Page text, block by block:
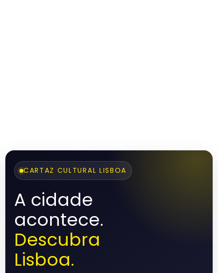
CARTAZ CULTURAL LISBOA
A cidade
acontece.
Descubra
Lisboa.